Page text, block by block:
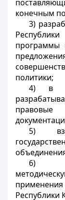
конечным
3)
политики;
4) в
правовые
5)
6)
Республики